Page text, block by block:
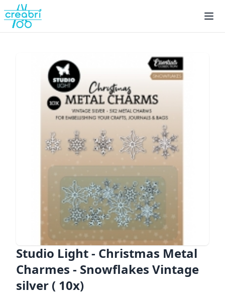
Studio Light - Christmas Metal
Charmes - Snowflakes Vintage
silver ( 10x)